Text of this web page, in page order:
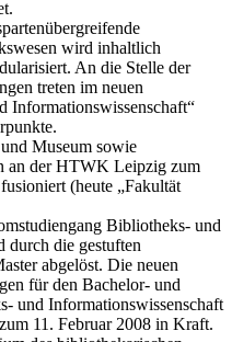
wird inhaltlich
An die Stelle der
treten im neuen
Informationswissenschaft“
Museum sowie
an der HTWK Leipzig zum
(heute „Fakultät
Bibliotheks- und
durch die gestuften
abgelöst. Die neuen
für den Bachelor- und
und Informationswissenschaft
11. Februar 2008 in Kraft.